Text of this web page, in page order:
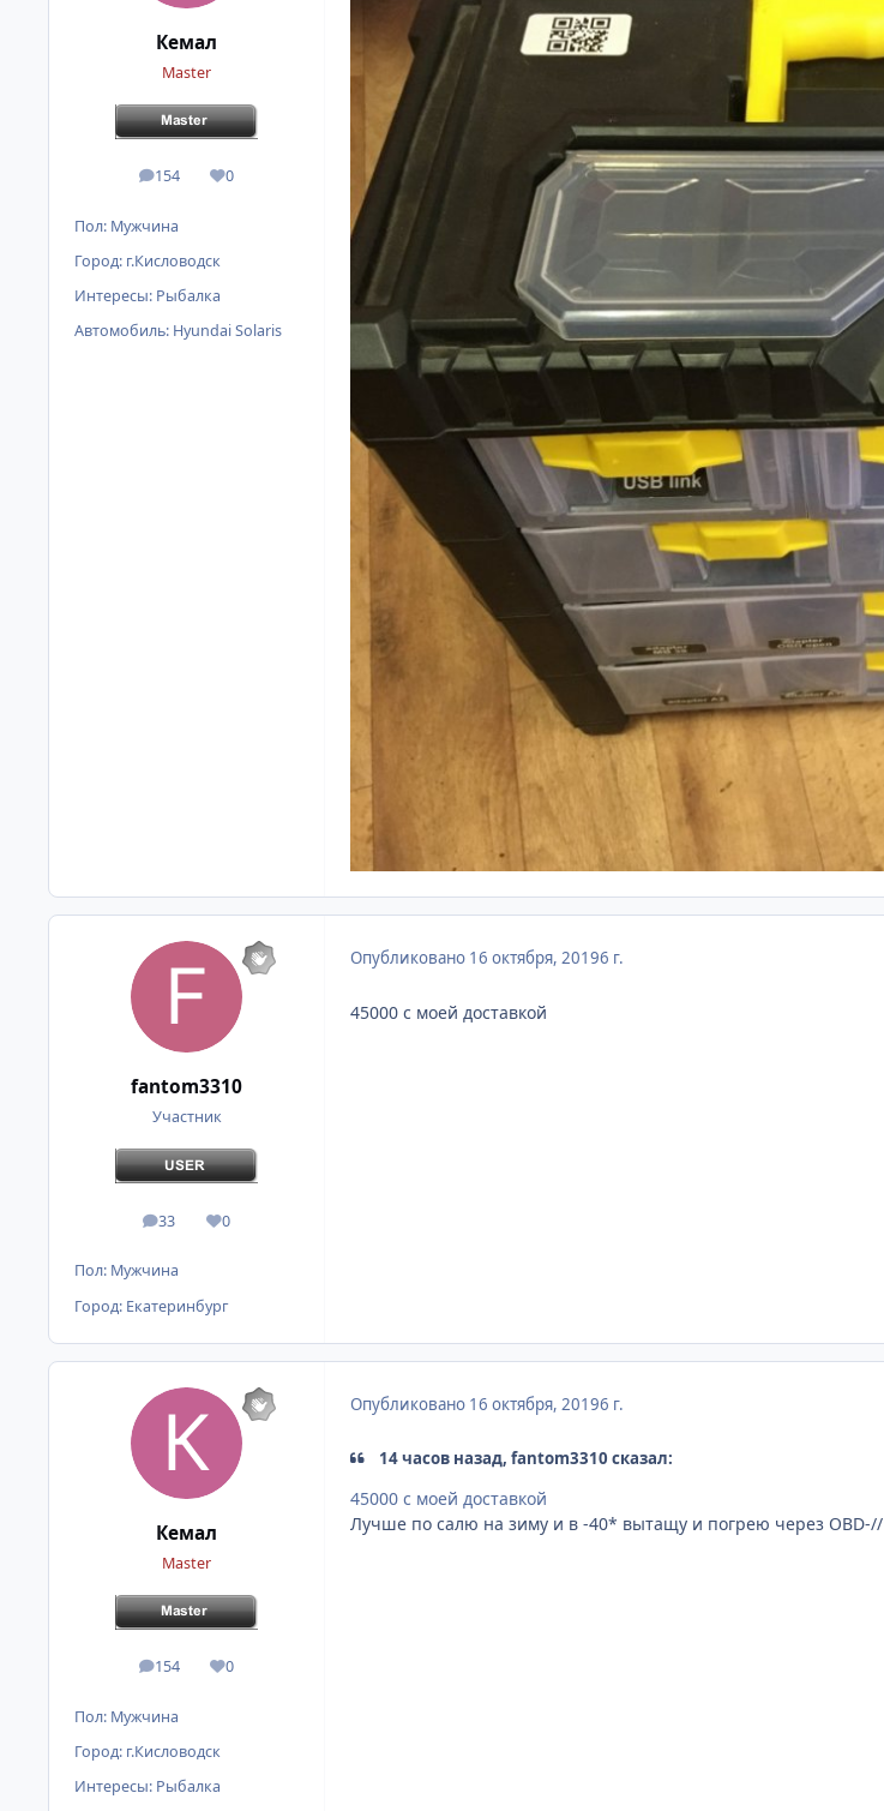
Кемал
Master
154
сообщения
0
Репутация
Пол: Мужчина
Город: г.Кисловодск
Интересы: Рыбалка
Автомобиль: Hyundai Solaris
fantom3310
Участник
33
сообщения
0
Репутация
Пол: Мужчина
Город: Екатеринбург
Опубликовано 16 октября, 20196 г.
45000 с моей доставкой
Кемал
Master
154
сообщения
0
Репутация
Пол: Мужчина
Город: г.Кисловодск
Интересы: Рыбалка
Опубликовано 16 октября, 20196 г.
14 часов назад, fantom3310 сказал:
45000 с моей доставкой
Лучше по салю на зиму и в -40* вытащу и погрею через OBD-//